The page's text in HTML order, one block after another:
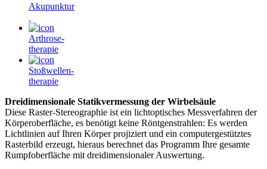
Akupunktur
Arthrose-
therapie
Stoßwellen-
therapie
Dreidimensionale Statikvermessung der Wirbelsäule
Diese Raster-Stereographie ist ein lichtoptisches Messverfahren der
Körperoberfläche, es benötigt keine Röntgenstrahlen: Es werden
Lichtlinien auf Ihren Körper projiziert und ein computergestütztes
Rasterbild erzeugt, hieraus berechnet das Programm Ihre gesamte
Rumpfoberfläche mit dreidimensionaler Auswertung.